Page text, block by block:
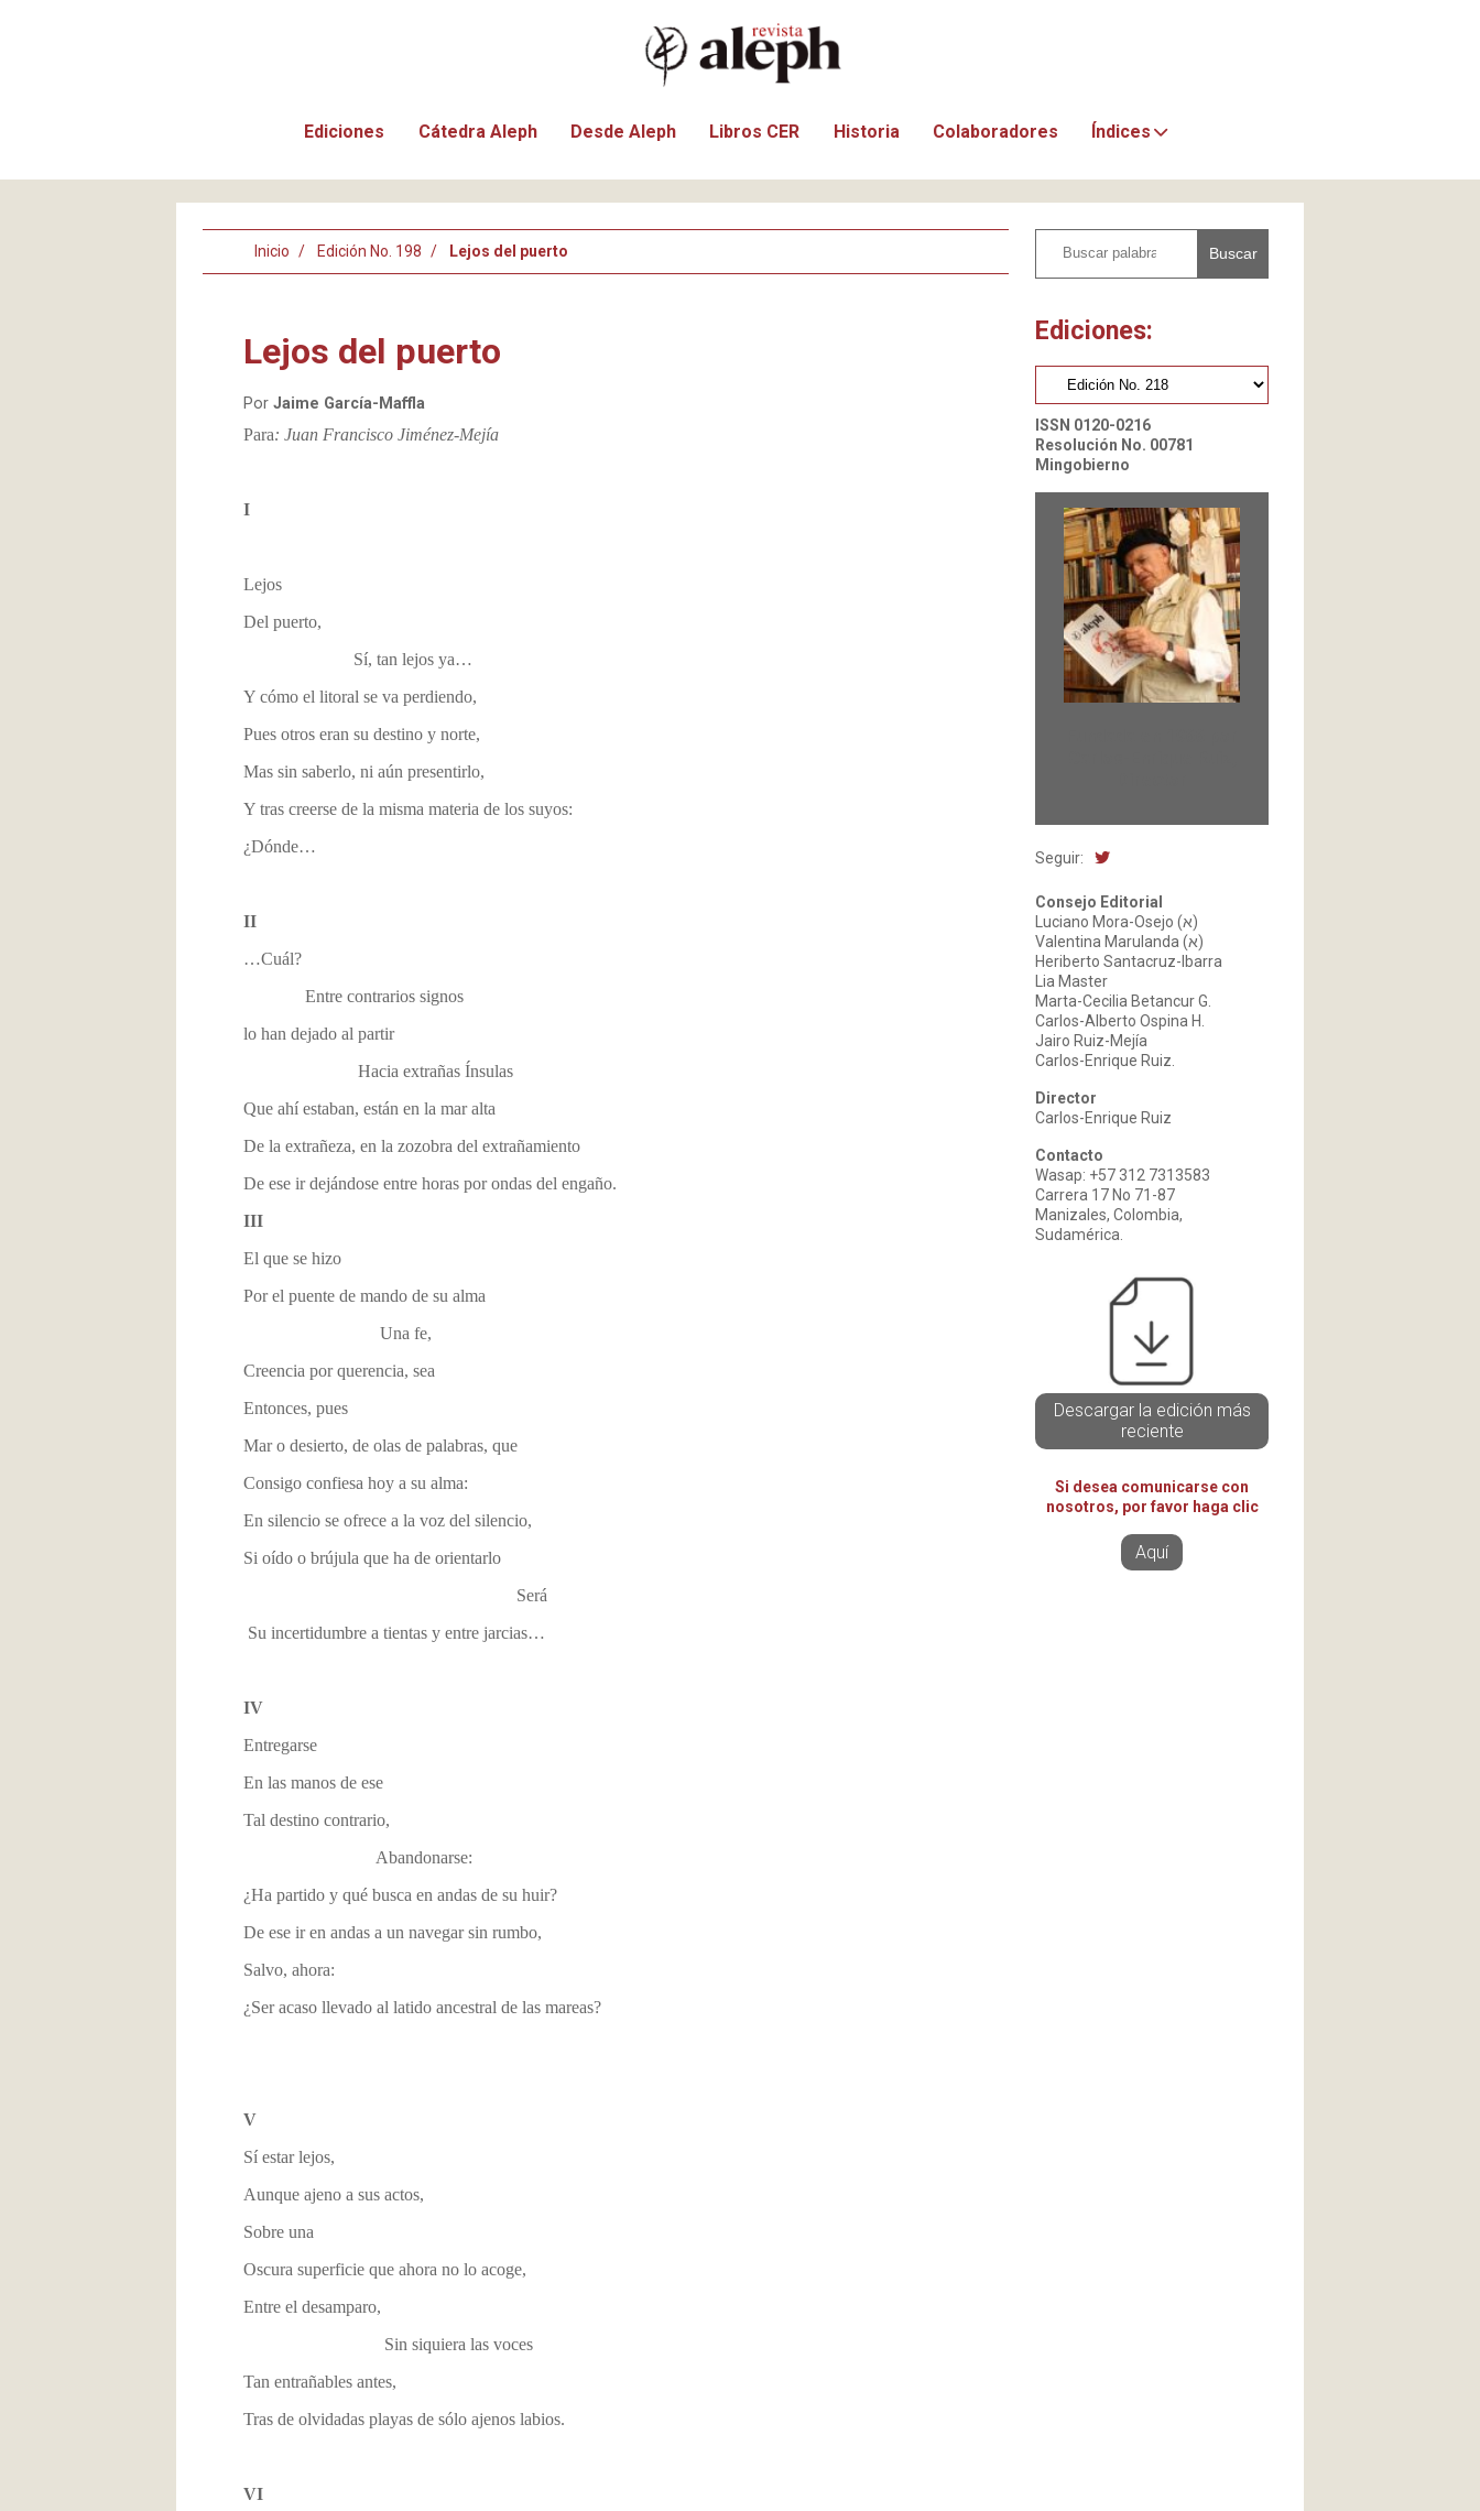
Ediciones Cátedra Aleph Desde Aleph Libros CER Historia Colaboradores Índices
Inicio Edición No. 198 Lejos del puerto
Lejos del puerto
Por Jaime García-Maffla
Para: Juan Francisco Jiménez-Mejía
I
Lejos
Del puerto,
Sí, tan lejos ya…
Y cómo el litoral se va perdiendo,
Pues otros eran su destino y norte,
Mas sin saberlo, ni aún presentirlo,
Y tras creerse de la misma materia de los suyos:
¿Dónde…
II
…Cuál?
Entre contrarios signos
lo han dejado al partir
Hacia extrañas Ínsulas
Que ahí estaban, están en la mar alta
De la extrañeza, en la zozobra del extrañamiento
De ese ir dejándose entre horas por ondas del engaño.
III
El que se hizo
Por el puente de mando de su alma
Una fe,
Creencia por querencia, sea
Entonces, pues
Mar o desierto, de olas de palabras, que
Consigo confiesa hoy a su alma:
En silencio se ofrece a la voz del silencio,
Si oído o brújula que ha de orientarlo
Será
Su incertidumbre a tientas y entre jarcias…
IV
Entregarse
En las manos de ese
Tal destino contrario,
Abandonarse:
¿Ha partido y qué busca en andas de su huir?
De ese ir en andas a un navegar sin rumbo,
Salvo, ahora:
¿Ser acaso llevado al latido ancestral de las mareas?
V
Sí estar lejos,
Aunque ajeno a sus actos,
Sobre una
Oscura superficie que ahora no lo acoge,
Entre el desamparo,
Sin siquiera las voces
Tan entrañables antes,
Tras de olvidadas playas de sólo ajenos labios.
VI
Buscar
Ediciones:
ISSN 0120-0216
Resolución No. 00781
Mingobierno
Seguir:
Consejo Editorial
Luciano Mora-Osejo (א)
Valentina Marulanda (א)
Heriberto Santacruz-Ibarra
Lia Master
Marta-Cecilia Betancur G.
Carlos-Alberto Ospina H.
Jairo Ruiz-Mejía
Carlos-Enrique Ruiz.
Director
Carlos-Enrique Ruiz
Contacto
Wasap: +57 312 7313583
Carrera 17 No 71-87
Manizales, Colombia,
Sudamérica.
Descargar la edición más
reciente
Si desea comunicarse con
nosotros, por favor haga clic
Aquí